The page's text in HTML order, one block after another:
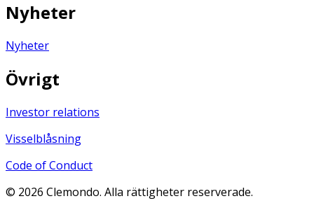
Nyheter
Nyheter
Övrigt
Investor relations
Visselblåsning
Code of Conduct
© 2026 Clemondo. Alla rättigheter reserverade.